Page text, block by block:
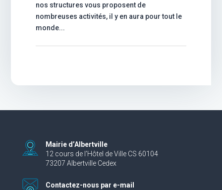
nos structures vous proposent de
nombreuses activités, il y en aura pour tout le
monde...
Mairie d’Albertville
12 cours de l’Hôtel de Ville CS 60104
73207 Albertville Cedex
Contactez-nous par e-mail